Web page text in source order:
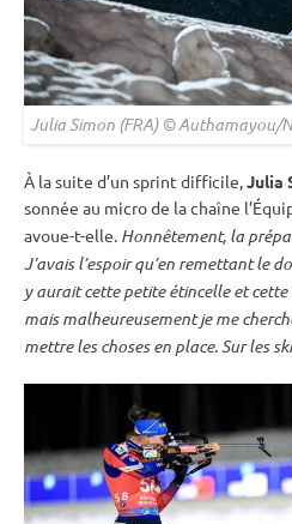
Julia Simon (FRA) © Authamayou/
À la suite d’un sprint difficile,Julia
sonnée au micro de la chaîne
avoue-t-elle. Honnêtement, la
J’avais l’espoir qu’en remettant le
y aurait cette petite étincelle et cette
mais malheureusement je me
mettre les choses en place. Sur les